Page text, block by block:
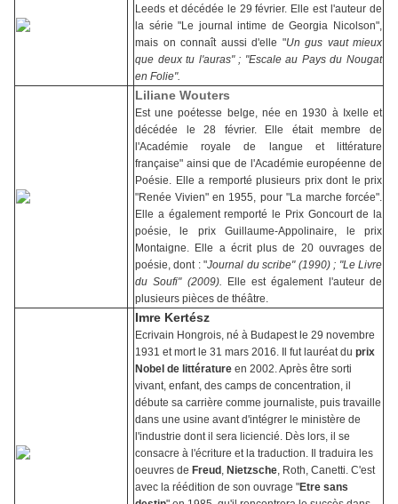
Leeds et décédée le 29 février. Elle est l'auteur de
la série "Le journal intime de Georgia Nicolson",
mais on connaît aussi d'elle "Un gus vaut mieux
que deux tu l'auras" ; "Escale au Pays du Nougat
en Folie".
Liliane Wouters
Est une poétesse belge, née en 1930 à Ixelle et
décédée le 28 février. Elle était membre de
l'Académie royale de langue et littérature
française" ainsi que de l'Académie européenne de
Poésie. Elle a remporté plusieurs prix dont le prix
"Renée Vivien" en 1955, pour "La marche forcée".
Elle a également remporté le Prix Goncourt de la
poésie, le prix Guillaume-Appolinaire, le prix
Montaigne. Elle a écrit plus de 20 ouvrages de
poésie, dont : "Journal du scribe" (1990) ; "Le Livre
du Soufi" (2009).
Elle est également l'auteur de
plusieurs pièces de théâtre.
Imre Kertész
Ecrivain Hongrois, né à Budapest le 29 novembre
1931 et mort le 31 mars 2016. Il fut lauréat du prix
Nobel de littérature en 2002. Après être sorti
vivant, enfant, des camps de concentration, il
débute sa carrière comme journaliste, puis travaille
dans une usine avant d'intégrer le ministère de
l'industrie dont il sera liciencié. Dès lors, il se
consacre à l'écriture et la traduction. Il traduira les
oeuvres de Freud , Nietzsche, Roth, Canetti. C'est
avec la réédition de son ouvrage "Etre sans